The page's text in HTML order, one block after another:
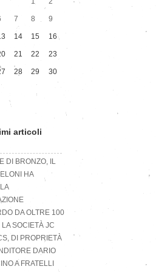
7 8 9
14 15 16
21 22 23
28 29 30
articoli
DI BRONZO, IL
HA
DA OLTRE 100
SOCIETÀ JC
DI PROPRIETÀ
DARIO
A FRATELLI